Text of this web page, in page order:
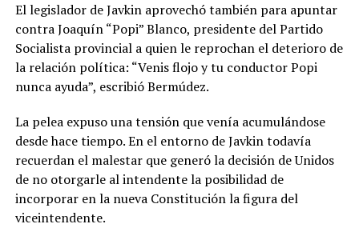
El legislador de Javkin aprovechó también para apuntar
contra Joaquín “Popi” Blanco, presidente del Partido
Socialista provincial a quien le reprochan el deterioro de
la relación política: “Venis flojo y tu conductor Popi
nunca ayuda”, escribió Bermúdez.
La pelea expuso una tensión que venía acumulándose
desde hace tiempo. En el entorno de Javkin todavía
recuerdan el malestar que generó la decisión de Unidos
de no otorgarle al intendente la posibilidad de
incorporar en la nueva Constitución la figura del
viceintendente.